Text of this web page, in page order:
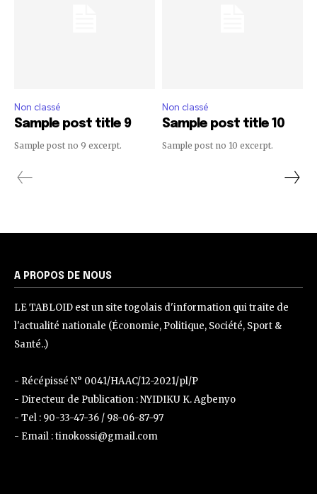
Non classé
Sample post title 9
Sample post no 9 excerpt.
Non classé
Sample post title 10
Sample post no 10 excerpt.
A PROPOS DE NOUS
LE TABLOID est un site togolais d'information qui traite de
l'actualité nationale (Économie, Politique, Société, Sport &
Santé..)
- Récépissé N° 0041/HAAC/12-2021/pl/P
- Directeur de Publication : NYIDIKU K. Agbenyo
- Tel : 90-33-47-36 / 98-06-87-97
- Email : tinokossi@gmail.com